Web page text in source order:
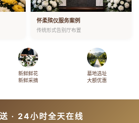
怀柔殡仪服务案例
传统形式告别厅布置
新鲜鲜花
新鲜采摘
墓地选址
大额优惠
· 24小时全天在线